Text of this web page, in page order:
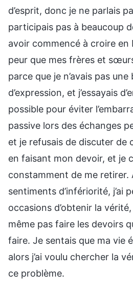
d’esprit, donc je ne parlais
participais pas à beaucoup
avoir commencé à croire en
peur que mes frères et
parce que je n’avais pas
d’expression, et j’essayais
possible pour éviter
passive lors des échanges
et je refusais de discuter de
en faisant mon devoir, et je
constamment de me retirer.
sentiments d’infériorité, j’ai
occasions d’obtenir la
même pas faire les devoirs
faire. Je sentais que ma vie
alors j’ai voulu chercher la
ce problème.